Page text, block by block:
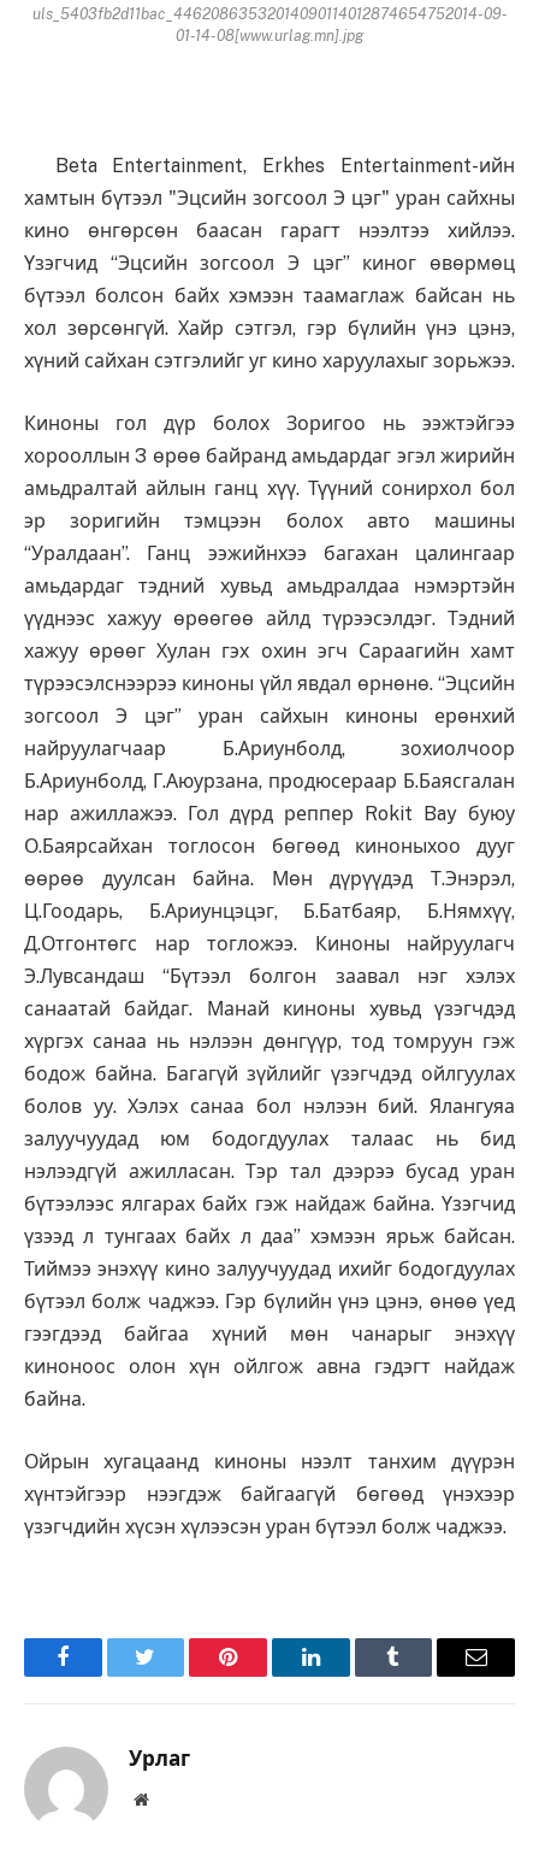
uls_5403fb2d11bac_44620863532014090114012874654752014-09-
01-14-08[www.urlag.mn].jpg
Beta Entertainment, Erkhes Entertainment-ийн
хамтын бүтээл "Эцсийн зогсоол Э цэг" уран сайхны
кино өнгөрсөн баасан гарагт нээлтээ хийлээ.
Үзэгчид “Эцсийн зогсоол Э цэг” киног өвөрмөц
бүтээл болсон байх хэмээн таамаглаж байсан нь
хол зөрсөнгүй. Хайр сэтгэл, гэр бүлийн үнэ цэнэ,
хүний сайхан сэтгэлийг уг кино харуулахыг зорьжээ.
Киноны гол дүр болох Зоригоо нь ээжтэйгээ
хорооллын 3 өрөө байранд амьдардаг эгэл жирийн
амьдралтай айлын ганц хүү. Түүний сонирхол бол
эр зоригийн тэмцээн болох авто машины
“Уралдаан”. Ганц ээжийнхээ багахан цалингаар
амьдардаг тэдний хувьд амьдралдаа нэмэртэйн
үүднээс хажуу өрөөгөө айлд түрээсэлдэг. Тэдний
хажуу өрөөг Хулан гэх охин эгч Сараагийн хамт
түрээсэлснээрээ киноны үйл явдал өрнөнө. “Эцсийн
зогсоол Э цэг” уран сайхын киноны ерөнхий
найруулагчаар Б.Ариунболд, зохиолчоор
Б.Ариунболд, Г.Аюурзана, продюсераар Б.Баясгалан
нар ажиллажээ. Гол дүрд реппер Rokit Bay буюу
О.Баярсайхан тоглосон бөгөөд киноныхоо дууг
өөрөө дуулсан байна. Мөн дүрүүдэд Т.Энэрэл,
Ц.Гоодарь, Б.Ариунцэцэг, Б.Батбаяр, Б.Нямхүү,
Д.Отгонтөгс нар тогложээ. Киноны найруулагч
Э.Лувсандаш “Бүтээл болгон заавал нэг хэлэх
санаатай байдаг. Манай киноны хувьд үзэгчдэд
хүргэх санаа нь нэлээн дөнгүүр, тод томруун гэж
бодож байна. Багагүй зүйлийг үзэгчдэд ойлгуулах
болов уу. Хэлэх санаа бол нэлээн бий. Ялангуяа
залуучуудад юм бодогдуулах талаас нь бид
нэлээдгүй ажилласан. Тэр тал дээрээ бусад уран
бүтээлээс ялгарах байх гэж найдаж байна. Үзэгчид
үзээд л тунгаах байх л даа” хэмээн ярьж байсан.
Тиймээ энэхүү кино залуучуудад ихийг бодогдуулах
бүтээл болж чаджээ. Гэр бүлийн үнэ цэнэ, өнөө үед
гээгдээд байгаа хүний мөн чанарыг энэхүү
киноноос олон хүн ойлгож авна гэдэгт найдаж
байна.
Ойрын хугацаанд киноны нээлт танхим дүүрэн
хүнтэйгээр нээгдэж байгаагүй бөгөөд үнэхээр
үзэгчдийн хүсэн хүлээсэн уран бүтээл болж чаджээ.
FacebookTwitter Pinterest LinkedInTumblr Имэйл
Урлаг
Вэбсайт